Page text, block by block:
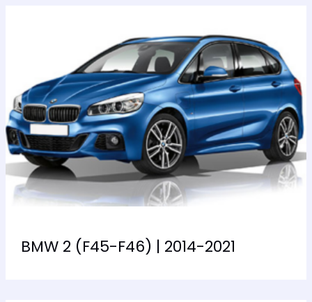
BMW 2 (F45-F46) | 2014-2021